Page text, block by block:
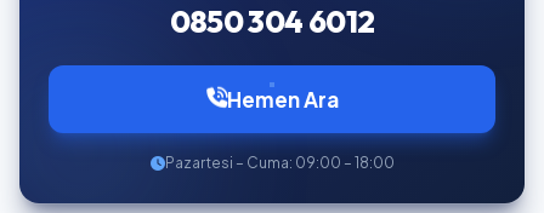
0850 304 6012
Hemen Ara
Pazartesi – Cuma: 09:00 – 18:00